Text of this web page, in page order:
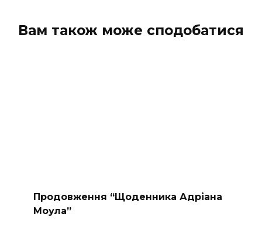
Вам також може сподобатися
Продовження “Щоденника Адріана
Моула”